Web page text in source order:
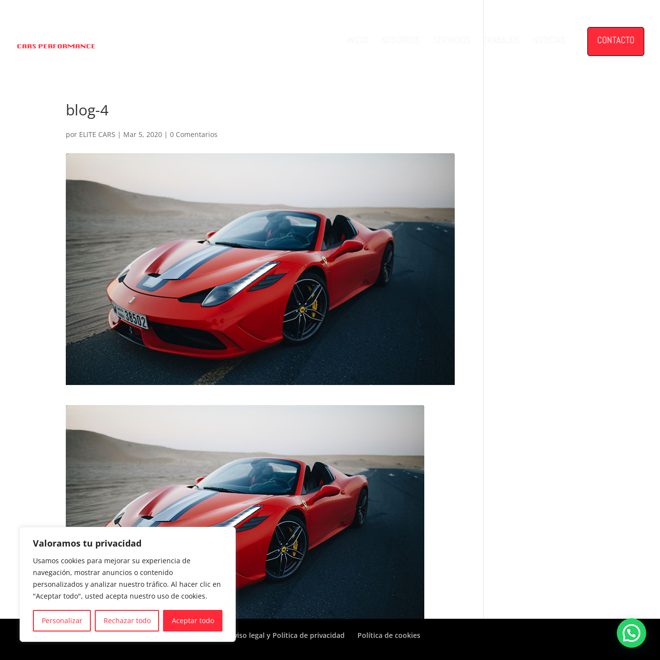
Valoramos tu privacidad
Usamos cookies para mejorar su experiencia de
navegación, mostrar anuncios o contenido
personalizados y analizar nuestro tráfico. Al hacer clic en
"Aceptar todo", usted acepta nuestro uso de cookies.
Personalizar Rechazar todo Aceptar todo
CONTACTO
blog-4
por ELITE CARS | Mar 5, 2020 |0 Comentarios
Aviso legal y Política de privacidad Política de cookies